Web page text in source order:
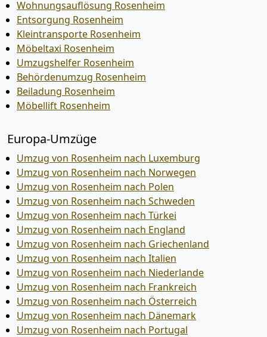
Wohnungsauflösung Rosenheim
Entsorgung Rosenheim
Kleintransporte Rosenheim
Möbeltaxi Rosenheim
Umzugshelfer Rosenheim
Behördenumzug Rosenheim
Beiladung Rosenheim
Möbellift Rosenheim
Europa-Umzüge
Umzug von Rosenheim nach Luxemburg
Umzug von Rosenheim nach Norwegen
Umzug von Rosenheim nach Polen
Umzug von Rosenheim nach Schweden
Umzug von Rosenheim nach Türkei
Umzug von Rosenheim nach England
Umzug von Rosenheim nach Griechenland
Umzug von Rosenheim nach Italien
Umzug von Rosenheim nach Niederlande
Umzug von Rosenheim nach Frankreich
Umzug von Rosenheim nach Österreich
Umzug von Rosenheim nach Dänemark
Umzug von Rosenheim nach Portugal